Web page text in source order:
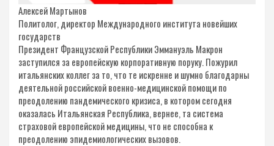
Алексей Мартынов
Политолог, директор Международного института новейших
государств
Президент Французской Республики Эммануэль Макрон
заступился за европейскую корпоративную поруку. Пожурил
итальянских коллег за то, что те искренне и шумно благодарны
деятельной российской военно-медицинской помощи по
преодолению пандемического кризиса, в котором сегодня
оказалась Итальянская Республика, вернее, та система
страховой европейской медицины, что не способна к
преодолению эпидемиологических вызовов.